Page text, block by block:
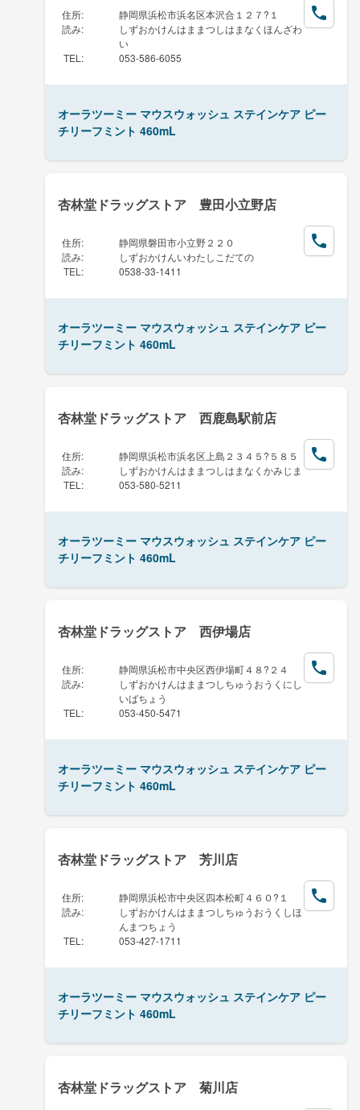
住所:
静岡県浜松市浜名区本沢合１２７?１
読み:
しずおかけんはままつしはまなくほんざわ
い
TEL : 053-586-6055
オーラツーミー マウスウォッシュ ステインケア ピー
チリーフミント 460mL
杏林堂ドラッグストア 豊田小立野店
住所:
静岡県磐田市小立野２２０
読み:
しずおかけんいわたしこだての
TEL : 0538-33-1411
オーラツーミー マウスウォッシュ ステインケア ピー
チリーフミント 460mL
杏林堂ドラッグストア 西鹿島駅前店
住所:
静岡県浜松市浜名区上島２３４５?５８５
読み:
しずおかけんはままつしはまなくかみじま
TEL : 053-580-5211
オーラツーミー マウスウォッシュ ステインケア ピー
チリーフミント 460mL
杏林堂ドラッグストア 西伊場店
住所:
静岡県浜松市中央区西伊場町４８?２４
読み:
しずおかけんはままつしちゅうおうくにし
いばちょう
TEL : 053-450-5471
オーラツーミー マウスウォッシュ ステインケア ピー
チリーフミント 460mL
杏林堂ドラッグストア 芳川店
住所:
静岡県浜松市中央区四本松町４６０?１
読み:
しずおかけんはままつしちゅうおうくしほ
んまつちょう
TEL : 053-427-1711
オーラツーミー マウスウォッシュ ステインケア ピー
チリーフミント 460mL
杏林堂ドラッグストア 菊川店